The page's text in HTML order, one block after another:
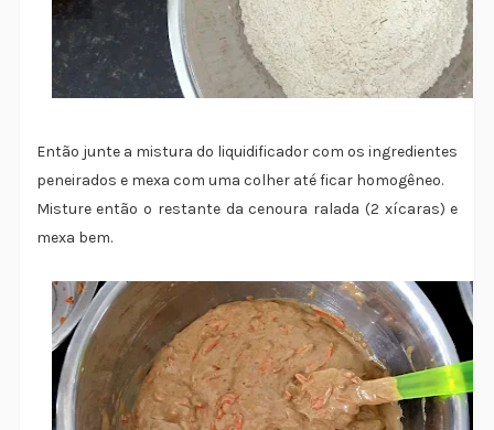
Então junte a mistura do liquidificador com os ingredientes
peneirados e mexa com uma colher até ficar homogêneo.
Misture então o restante da cenoura ralada (2 xícaras) e
mexa bem.